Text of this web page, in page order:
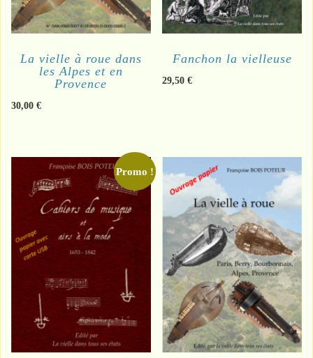
La vielle à roue dans
les Alpes et en
Provence
30,00 €
Fanchon la vielleuse
29,50€
Promo !